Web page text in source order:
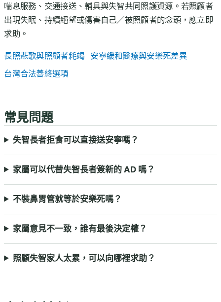
喘息服務、交通接送、輔具與失智共同照護資源。若照顧者
出現失眠、持續絕望或傷害自己／被照顧者的念頭，應立即
求助。
長照悲歌與照顧者耗竭
安寧緩和醫療與安樂死差異
台灣合法善終選項
常見問題
失智長者拒食可以直接送安寧嗎？
家屬可以代替失智長者簽新的 AD 嗎？
不裝鼻胃管就等於安樂死嗎？
家屬意見不一致，誰有最後決定權？
照顧失智家人太累，可以向哪裡求助？